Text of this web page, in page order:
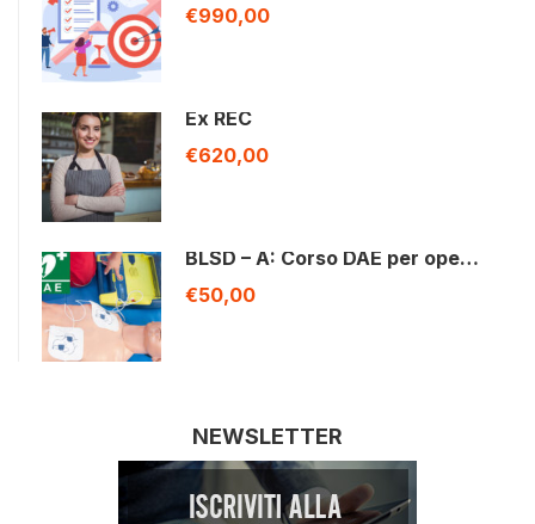
€990,00
Ex REC
€620,00
BLSD – A: Corso DAE per ope…
€50,00
NEWSLETTER